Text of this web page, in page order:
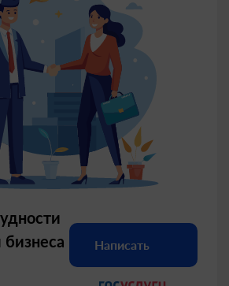
Написать